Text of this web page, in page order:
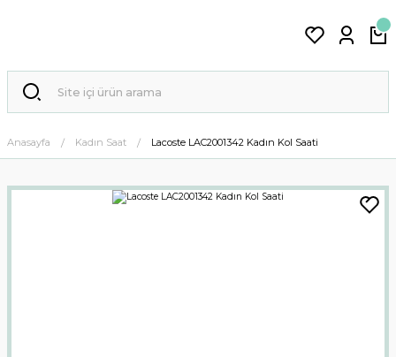
Anasayfa Kadın Saat Lacoste LAC2001342 Kadın Kol Saati